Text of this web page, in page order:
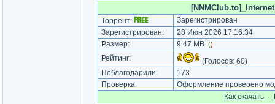
Торрент:
Зарегистрирован
Зарегистрирован:
28 Июн 2026 17:16:34
Размер:
9.47 MB ()
Рейтинг: (Голосов: 60)
Поблагодарили:
173
Проверка:
Оформление проверено
Как cкачать·